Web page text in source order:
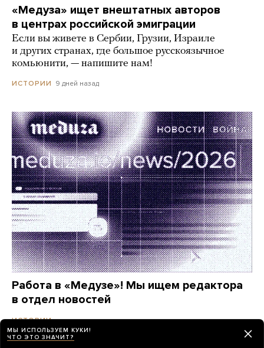
«Медуза» ищет внештатных авторов
в центрах российской эмиграции
Если вы живете в Сербии, Грузии, Израиле
и других странах, где большое русскоязычное
комьюнити, — напишите нам!
ИСТОРИИ 9 дней назад
Работа в «Медузе»! Мы ищем редактора
в отдел новостей
ИСТОРИИ месяц назад
МЫ ИСПОЛЬЗУЕМ КУКИ!
ЧТО ЭТО ЗНАЧИТ?